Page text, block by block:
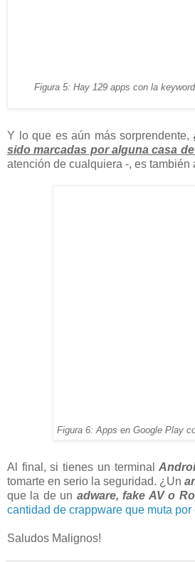
Figura 5: Hay 129 apps con la
Y lo que es aún más sorprendente,
sido marcadas por alguna casa
atención de cualquiera -, es también
Figura 6: Apps en Google Play
Al final, si tienes un terminal
tomarte en serio la seguridad. ¿Un
que la de un adware, fake AV o
cantidad de crappware que muta por
Saludos Malignos!